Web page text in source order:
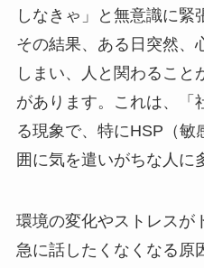
しなきゃ」と無意識に緊
その結果、ある日突然、
しまい、人と関わること
があります。これは、「
る現象で、特にHSP（敏
囲に気を遣いがちな人に
環境の変化やストレスが
急に話したくなくなる原